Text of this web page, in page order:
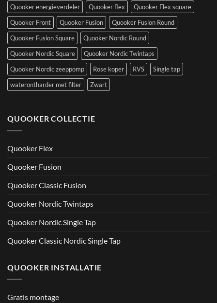
Quooker energieverdeler
Quooker flex
Quooker Flex square
Quooker Front
Quooker Fusion
Quooker Fusion Round
Quooker Fusion Square
Quooker Nordic Round
Quooker Nordic Square
Quooker Nordic Twintaps
Quooker Nordic zeeppomp
Rose koper RVS
Single tap
waterontharder met filter
Zwart
QUOOKER COLLECTIE
Quooker Flex
Quooker Fusion
Quooker Classic Fusion
Quooker Nordic Twintaps
Quooker Nordic Single Tap
Quooker Classic Nordic Single Tap
QUOOKER INSTALLATIE
Gratis montage